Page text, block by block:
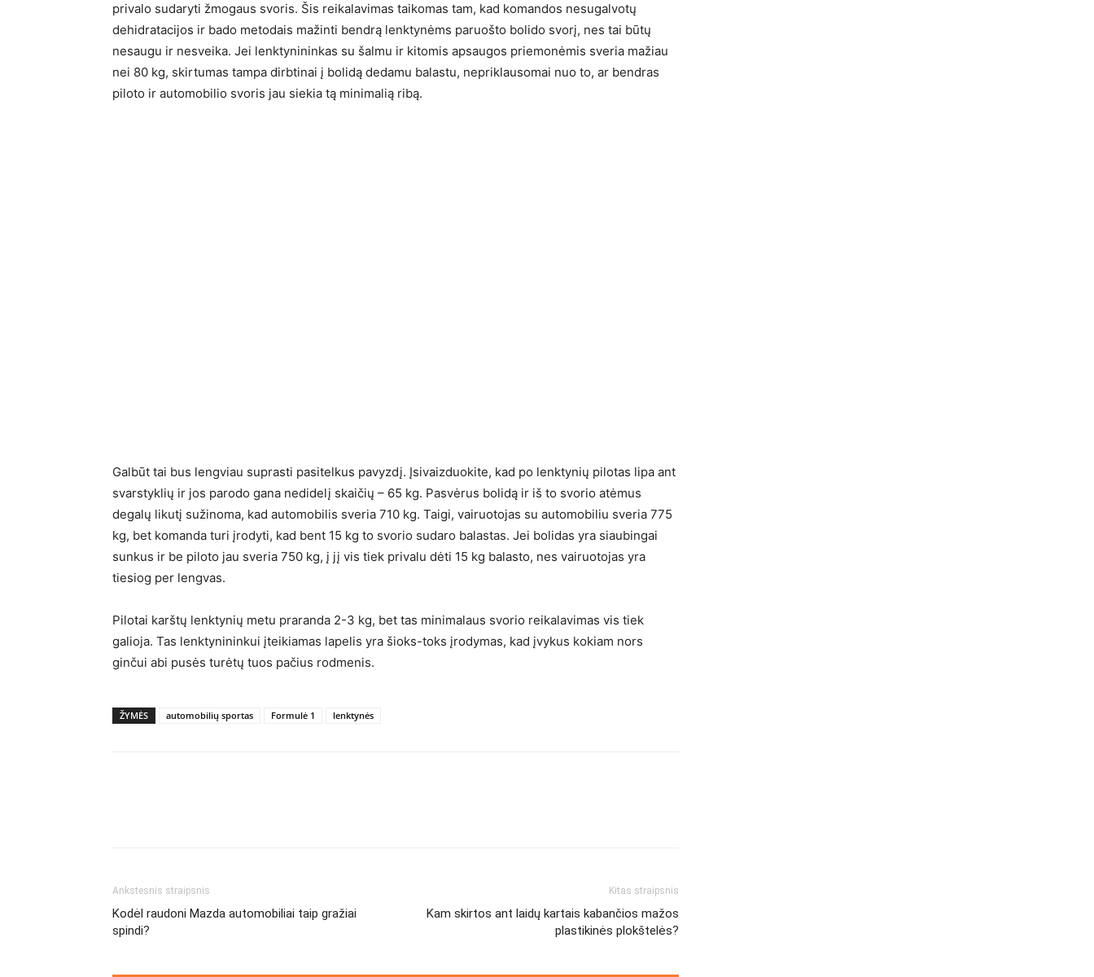
privalo sudaryti žmogaus svoris. Šis reikalavimas taikomas tam, kad komandos nesugalvotų
dehidratacijos ir bado metodais mažinti bendrą lenktynėms paruošto bolido svorį, nes tai būtų
nesaugu ir nesveika. Jei lenktynininkas su šalmu ir kitomis apsaugos priemonėmis sveria mažiau
nei 80 kg, skirtumas tampa dirbtinai į bolidą dedamu balastu, nepriklausomai nuo to, ar bendras
piloto ir automobilio svoris jau siekia tą minimalią ribą.
Galbūt tai bus lengviau suprasti pasitelkus pavyzdį. Įsivaizduokite, kad po lenktynių pilotas lipa ant
svarstyklių ir jos parodo gana nedidelį skaičių – 65 kg. Pasvėrus bolidą ir iš to svorio atėmus
degalų likutį sužinoma, kad automobilis sveria 710 kg. Taigi, vairuotojas su automobiliu sveria 775
kg, bet komanda turi įrodyti, kad bent 15 kg to svorio sudaro balastas. Jei bolidas yra siaubingai
sunkus ir be piloto jau sveria 750 kg, į jį vis tiek privalu dėti 15 kg balasto, nes vairuotojas yra
tiesiog per lengvas.
Pilotai karštų lenktynių metu praranda 2-3 kg, bet tas minimalaus svorio reikalavimas vis tiek
galioja. Tas lenktynininkui įteikiamas lapelis yra šioks-toks įrodymas, kad įvykus kokiam nors
ginčui abi pusės turėtų tuos pačius rodmenis.
ŽYMĖS automobilių sportas Formulė 1 lenktynės
Ankstesnis straipsnis
Kodėl raudoni Mazda automobiliai taip gražiai
spindi?
Kitas straipsnis
Kam skirtos ant laidų kartais kabančios mažos
plastikinės plokštelės?